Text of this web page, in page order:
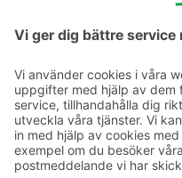
augusti.
Ta kontakt
Kontaktuppgifter till